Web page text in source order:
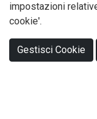
impostazioni
cookie'.
Gestisci Cookie
(BA) Italy - Tel. +39 080
P.Iva e Cod. Fisc.